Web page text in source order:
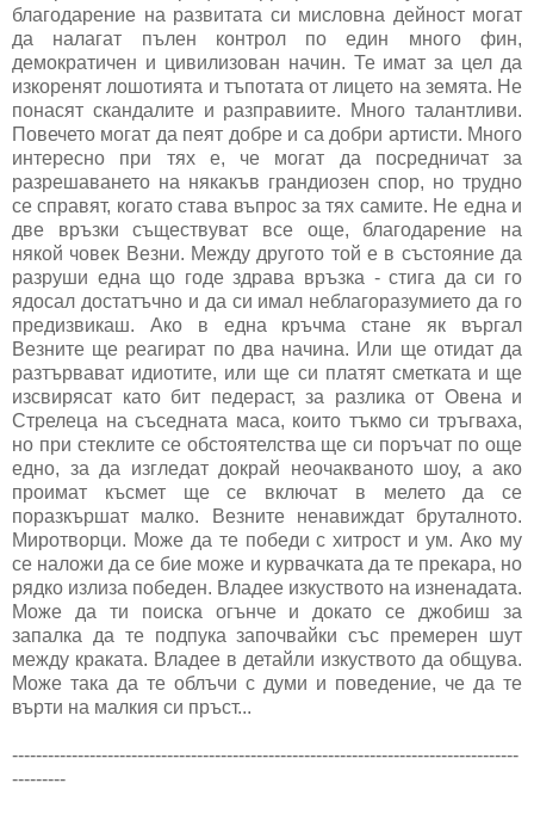
благодарение на развитата си мисловна дейност могат
да налагат пълен контрол по един много фин,
демократичен и цивилизован начин. Те имат за цел да
изкоренят лошотията и тъпотата от лицето на земята. Не
понасят скандалите и разправиите. Много талантливи.
Повечето могат да пеят добре и са добри артисти. Много
интересно при тях е, че могат да посредничат за
разрешаването на някакъв грандиозен спор, но трудно
се справят, когато става въпрос за тях самите. Не една и
две връзки съществуват все още, благодарение на
някой човек Везни. Между другото той е в състояние да
разруши една що годе здрава връзка - стига да си го
ядосал достатъчно и да си имал неблагоразумието да го
предизвикаш. Ако в една кръчма стане як въргал
Везните ще реагират по два начина. Или ще отидат да
разтървават идиотите, или ще си платят сметката и ще
изсвирясат като бит педераст, за разлика от Овена и
Стрелеца на съседната маса, които тъкмо си тръгваха,
но при стеклите се обстоятелства ще си поръчат по още
едно, за да изгледат докрай неочакваното шоу, а ако
проимат късмет ще се включат в мелето да се
поразкършат малко. Везните ненавиждат бруталното.
Миротворци. Може да те победи с хитрост и ум. Ако му
се наложи да се бие може и курвачката да те прекара, но
рядко излиза победен. Владее изкуството на изненадата.
Може да ти поиска огънче и докато се джобиш за
запалка да те подпука започвайки със премерен шут
между краката. Владее в детайли изкуството да общува.
Може така да те облъчи с думи и поведение, че да те
върти на малкия си пръст...
-------------------------------------------------------------------------------------
---------